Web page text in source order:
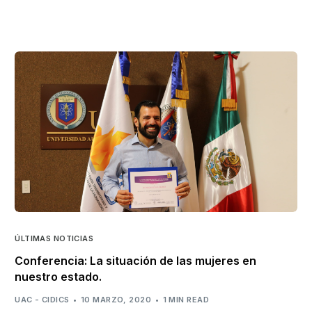
ÚLTIMAS NOTICIAS
Conferencia: La situación de las mujeres en
nuestro estado.
UAC - CIDICS 10 MARZO, 2020 1 MIN READ